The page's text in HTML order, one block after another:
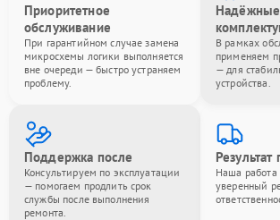
Приоритетное
обслуживание
При гарантийном случае замена
микросхемы логики выполняется
вне очереди — быстро устраняем
проблему.
Надёжные
В рамках
применяем
— для
устройства.
Поддержка после
Консультируем по эксплуатации
— помогаем продлить срок
службы после выполнения
ремонта.
Наша работа
уверенный